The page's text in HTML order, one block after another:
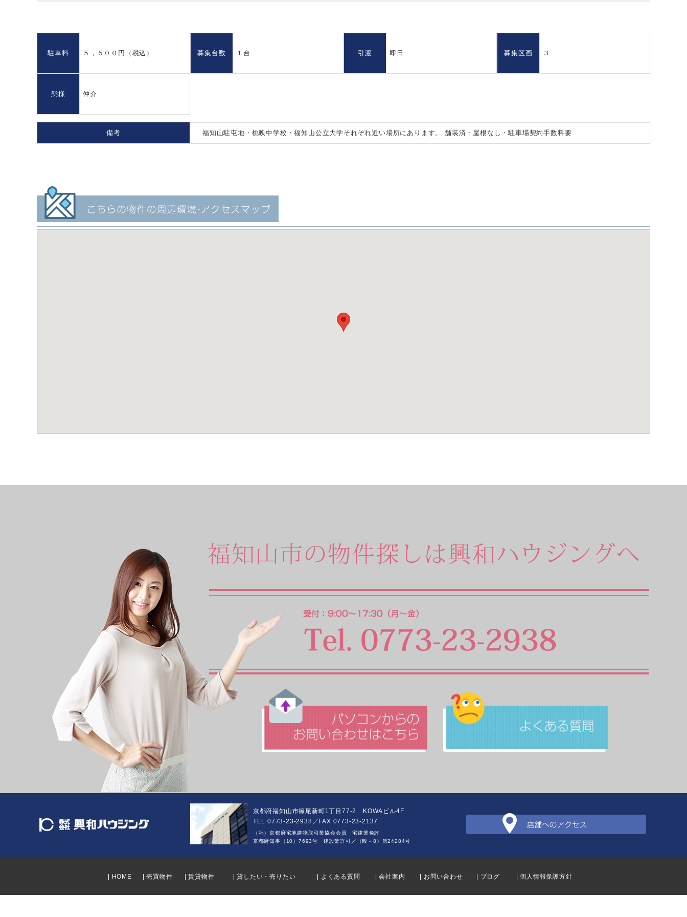
駐車料 ５，５００円（税込） 募集台数 １台 引渡 即日 募集区画 ３
態様 仲介
備考 福知山駐屯地・桃映中学校・福知山公立大学それぞれ近い場所にあります。 舗装済・屋根なし・駐車場契約手数料要
京都府福知山市篠尾新町1丁目77-2 KOWAビル4F
TEL 0773-23-2938／FAX 0773-23-2137
（社）京都府宅地建物取引業協会会員 宅建業免許
京都府知事（10）7693号 建設業許可／（般－8）第24284号
| HOME | 売買物件 | 賃貸物件 | 貸したい・売りたい | よくある質問 | 会社案内 | お問い合わせ | ブログ | 個人情報保護方針